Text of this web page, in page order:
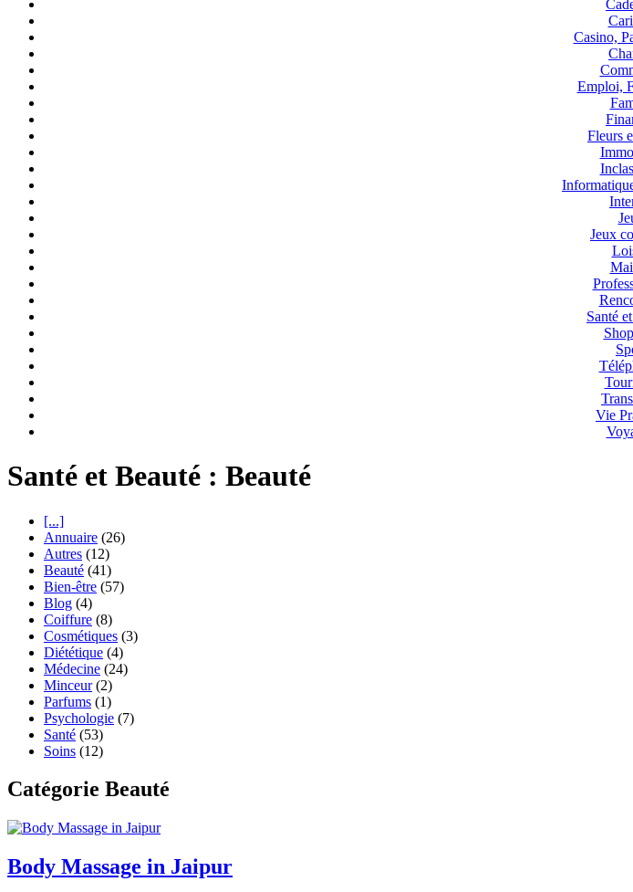
Casino,
Emploi,
Fleurs
Jeux
Santé
Vie
Santé et Beauté : Beauté
[...]
Annuaire (26)
Autres (12)
Beauté (41)
Bien-être (57)
Blog (4)
Coiffure (8)
Cosmétiques (3)
Diététique (4)
Médecine (24)
Minceur(2)
Parfums (1)
Psychologie (7)
Santé (53)
Soins (12)
Catégorie Beauté
Body Massage in Jaipur